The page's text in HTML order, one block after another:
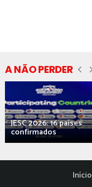
A NÃO PERDER
JESC 2026: 16 países
confirmados
Início